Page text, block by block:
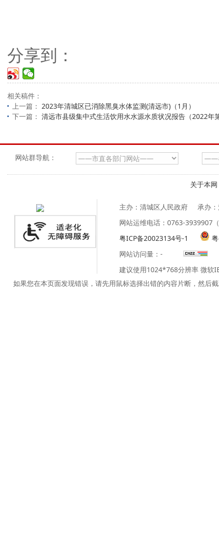
分享到：
相关稿件：
上一篇： 2023年清城区已消除黑臭水体监测(清远市)（1月）
下一篇： 清远市县级集中式生活饮用水水源水质状况报告（2022年
网站群导航：
关于本网
主办：清城区人民政府
承办
网站运维电话：0763-3939907
粤ICP备20023134号-1
网站访问量： -
建议使用1024*768分辨率 微软
如果您在本页面发现错误，请先用鼠标选择出错的内容片断，然后